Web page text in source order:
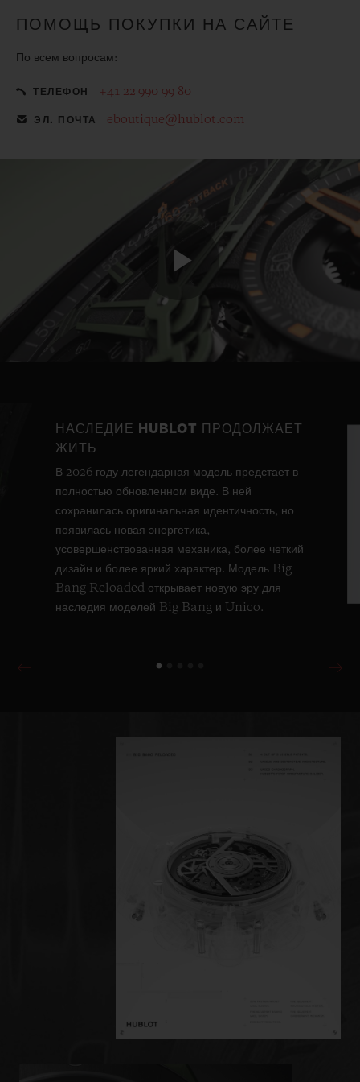
ПОМОЩЬ ПОКУПКИ НА САЙТЕ
По всем вопросам:
ТЕЛЕФОН +41 22 990 99 80
ЭЛ. ПОЧТА eboutique@hublot.com
Play
НАСЛЕДИЕ HUBLOT ПРОДОЛЖАЕТ
ЖИТЬ
В 2026 году легендарная модель предстает в
полностью обновленном виде. В ней
сохранилась оригинальная идентичность, но
появилась новая энергетика,
усовершенствованная механика, более четкий
дизайн и более яркий характер. Модель Big
Bang Reloaded открывает новую эру для
наследия моделей Big Bang и Unico.